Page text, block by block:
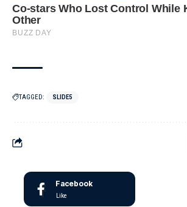
TAGGED: SLIDE5
Facebook
Like